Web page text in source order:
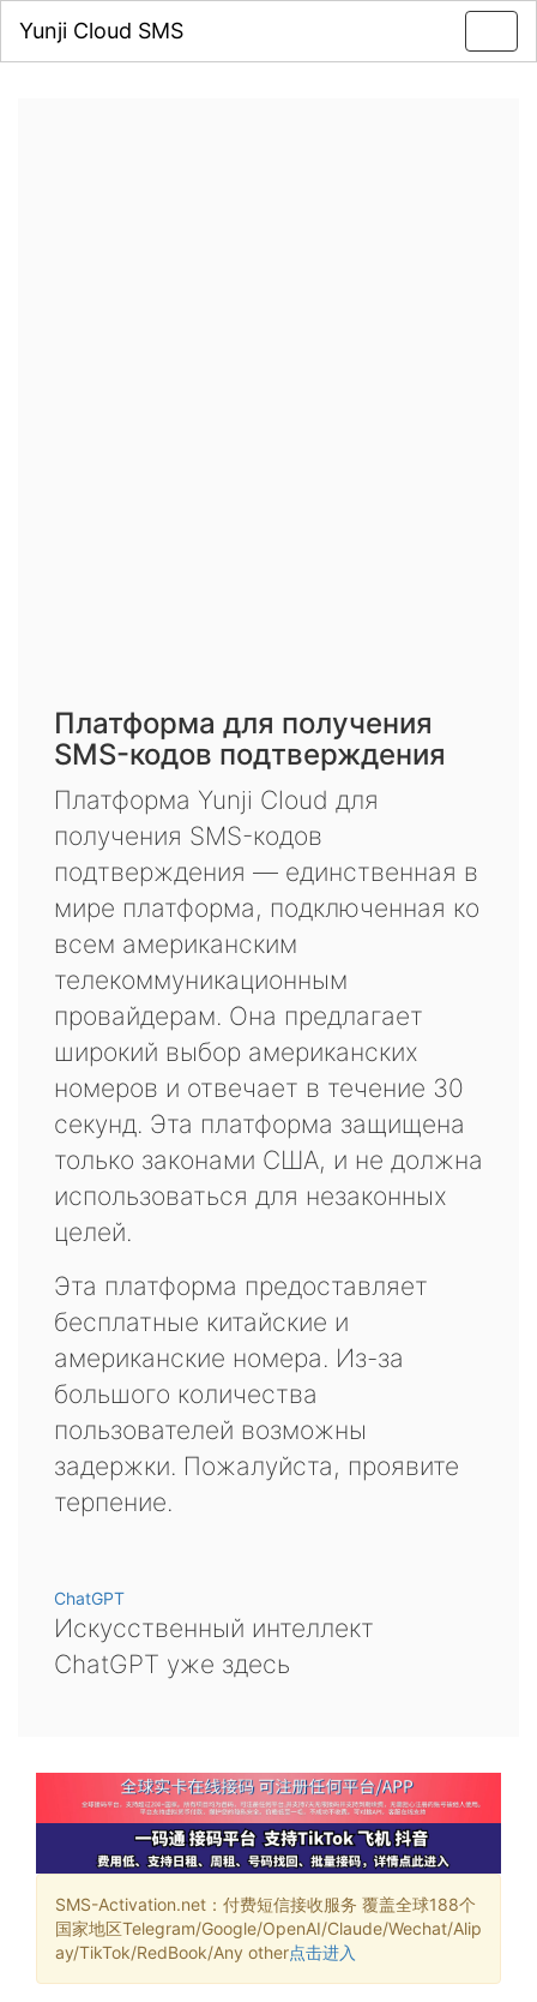
Yunji Cloud SMS
Платформа для получения
SMS-кодов подтверждения
Платформа Yunji Cloud для
получения SMS-кодов
подтверждения — единственная в
мире платформа, подключенная ко
всем американским
телекоммуникационным
провайдерам. Она предлагает
широкий выбор американских
номеров и отвечает в течение 30
секунд. Эта платформа защищена
только законами США, и не должна
использоваться для незаконных
целей.
Эта платформа предоставляет
бесплатные китайские и
американские номера. Из-за
большого количества
пользователей возможны
задержки. Пожалуйста, проявите
терпение.
ChatGPT
Искусственный интеллект
ChatGPT уже здесь
SMS-Activation.net：付费短信接收服务 覆盖全球188个
国家地区Telegram/Google/OpenAI/Claude/Wechat/Alip
ay/TikTok/RedBook/Any other点击进入